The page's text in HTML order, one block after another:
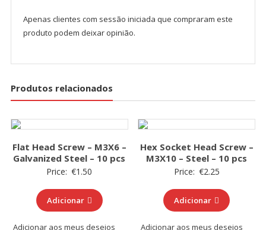
Apenas clientes com sessão iniciada que compraram este
produto podem deixar opinião.
Produtos relacionados
Flat Head Screw – M3X6 –
Galvanized Steel – 10 pcs
Price: €1.50
Adicionar
Adicionar aos meus desejos
Hex Socket Head Screw –
M3X10 – Steel – 10 pcs
Price: €2.25
Adicionar
Adicionar aos meus desejos